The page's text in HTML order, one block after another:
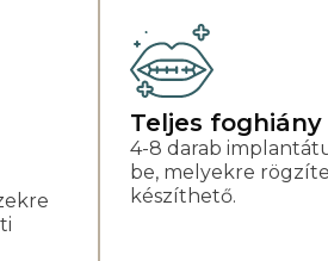
Teljes
4-8 darab
be, melyekre
készíthető.